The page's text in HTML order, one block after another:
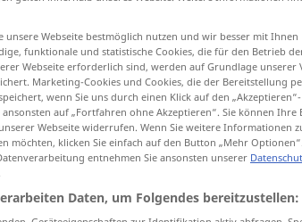
Kunstwerk
unsere Webseite bestmöglich nutzen und wir besser mit Ihnen
funktionale und statistische Cookies, die für den Betrieb
Webseite erforderlich sind, werden auf Grundlage unserer
Marketing-Cookies und Cookies, die der Bereitstellung
wenn Sie uns durch einen Klick auf den
ansonsten auf „Fortfahren ohne Akzeptieren“. Sie können
Webseite widerrufen. Wenn Sie weitere Informationen
möchten, klicken Sie einfach auf den Button „Mehr
entnehmen Sie ansonsten unserer
Daten, um Folgendes bereitzustellen: